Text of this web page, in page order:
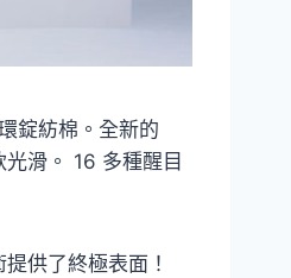
錠紡棉。全新的
滑。 16 多種醒目
供了終極表面！